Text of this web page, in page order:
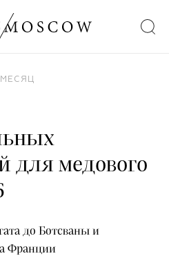
для медового
до Ботсваны и
Франции